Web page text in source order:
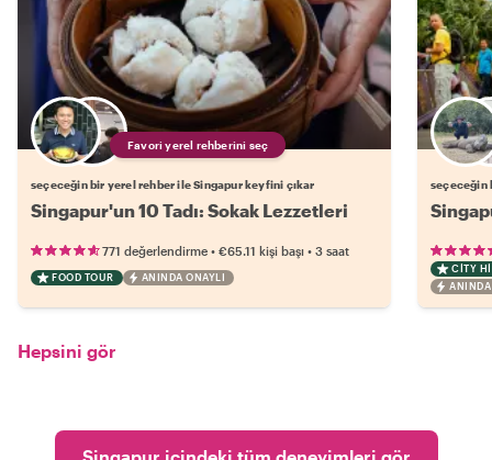
Favori yerel rehberini seç
seçeceğin bir yerel rehber ile Singapur keyfini çıkar
Singapur'un 10 Tadı: Sokak Lezzetleri
771 değerlendirme • €65.11 kişi başı • 3 saat
FOOD TOUR ANINDA ONAYLI
seçeceğin
CITY
Hepsini gör
Singapur içindeki tüm deneyimleri gör